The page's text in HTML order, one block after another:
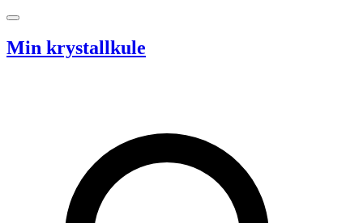
Hopp til innhold
Min krystallkule